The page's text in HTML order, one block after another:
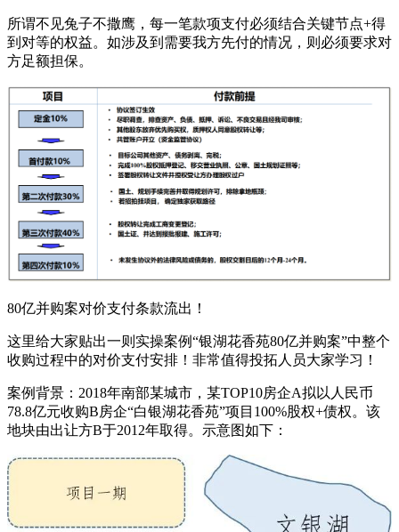
所谓不见兔子不撒鹰，每一笔款项支付必须结合关键节点+得
到对等的权益。如涉及到需要我方先付的情况，则必须要求对
方足额担保。
80亿并购案对价支付条款流出！
这里给大家贴出一则实操案例“银湖花香苑80亿并购案”中整个
收购过程中的对价支付安排！非常值得投拓人员大家学习！
案例背景：2018年南部某城市，某TOP10房企A拟以人民币
78.8亿元收购B房企“白银湖花香苑”项目100%股权+债权。该
地块由出让方B于2012年取得。示意图如下：